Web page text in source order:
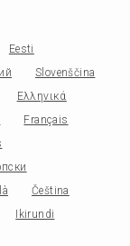
Eesti
Slovenščina
Ελληνικά
Français
Čeština
Ikirundi